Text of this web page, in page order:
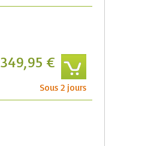
Sous 2 jours
349,95 €